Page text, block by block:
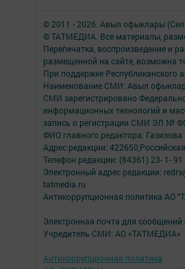
© 2011 - 2026. Авыл офыклары
© ТАТМЕДИА. Все материалы,
Перепечатка, воспроизведение и
размещенной на сайте, возможна
При поддержке Республиканского
Наименование СМИ: Авыл
СМИ зарегистрировано
информационных технологий и
запись о регистрации СМИ ЭЛ №
ФИО главного редактора:
Адрес редакции:
Телефон редакции: (84361) 23- 1- 91
Электронный адрес редакции:
tatmedia.ru
Антикоррупционная политика АО
Электронная почта для
Учредитель СМИ: АО «ТАТМЕДИА»
Антикоррупционная политика